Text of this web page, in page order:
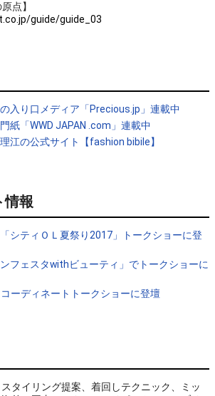
点】
guide/guide_03
入り口メディア「Precious.jp」連載中
紙「WWD JAPAN .com」連載中
江の公式サイト【fashion bibile】
情報
シティＯＬ夏祭り2017」トークショーに登
ンフェスタwithビューティ」でトークショーに
コーディネートトークショーに登壇
タイリング提案、着回しテクニック、ミッ